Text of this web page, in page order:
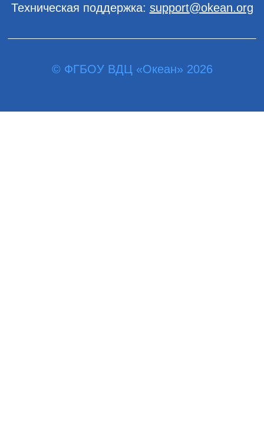
Техническая поддержка: support@okean.org
© ФГБОУ ВДЦ «Океан» 2026